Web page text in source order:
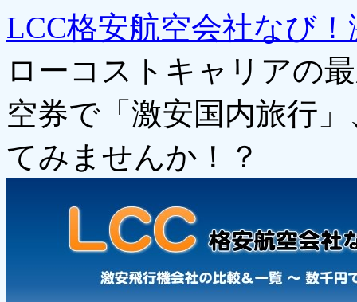
LCC格安航空会社なび
ローコストキャリアの
空券で「激安国内旅行
てみませんか！？